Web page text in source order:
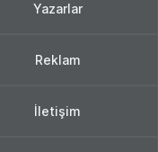
Yazarlar
Reklam
İletişim